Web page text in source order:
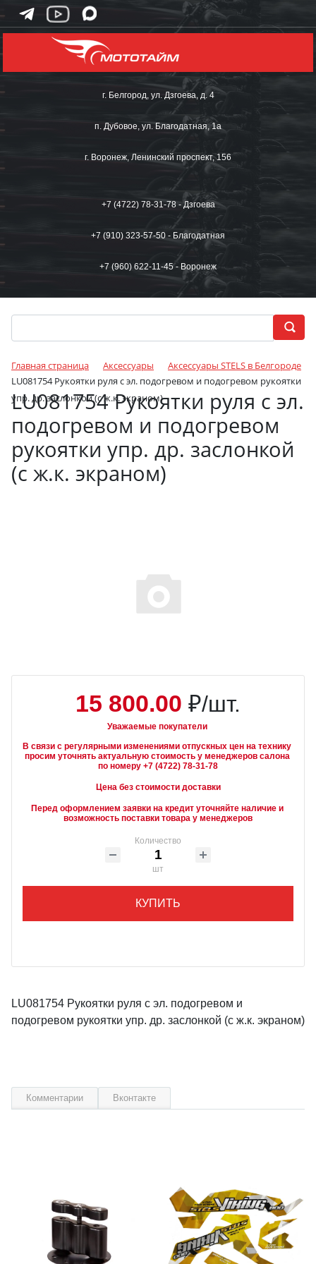
г. Белгород, ул. Дзгоева, д. 4
п. Дубовое, ул. Благодатная, 1а
г. Воронеж, Ленинский проспект, 156
+7 (4722) 78-31-78 - Дзгоева
+7 (910) 323-57-50 - Благодатная
+7 (960) 622-11-45 - Воронеж
Главная страница Аксессуары
Аксессуары STELS в Белгороде
LU081754 Рукоятки руля с эл. подогревом и подогревом рукоятки
упр. др. заслонкой (с ж.к. экраном)
LU081754 Рукоятки руля с эл.
подогревом и подогревом
рукоятки упр. др. заслонкой
(с ж.к. экраном)
15 800.00 ₽/шт.
Уважаемые покупатели
В связи с регулярными изменениями отпускных цен на технику
просим уточнять актуальную стоимость у менеджеров салона
Цена без стоимости доставки
Перед оформлением заявки на кредит уточняйте наличие и
возможность поставки товара у менеджеров
Количество
шт
КУПИТЬ
LU081754 Рукоятки руля с эл. подогревом и
подогревом рукоятки упр. др. заслонкой (с ж.к. экраном)
Комментарии Вконтакте